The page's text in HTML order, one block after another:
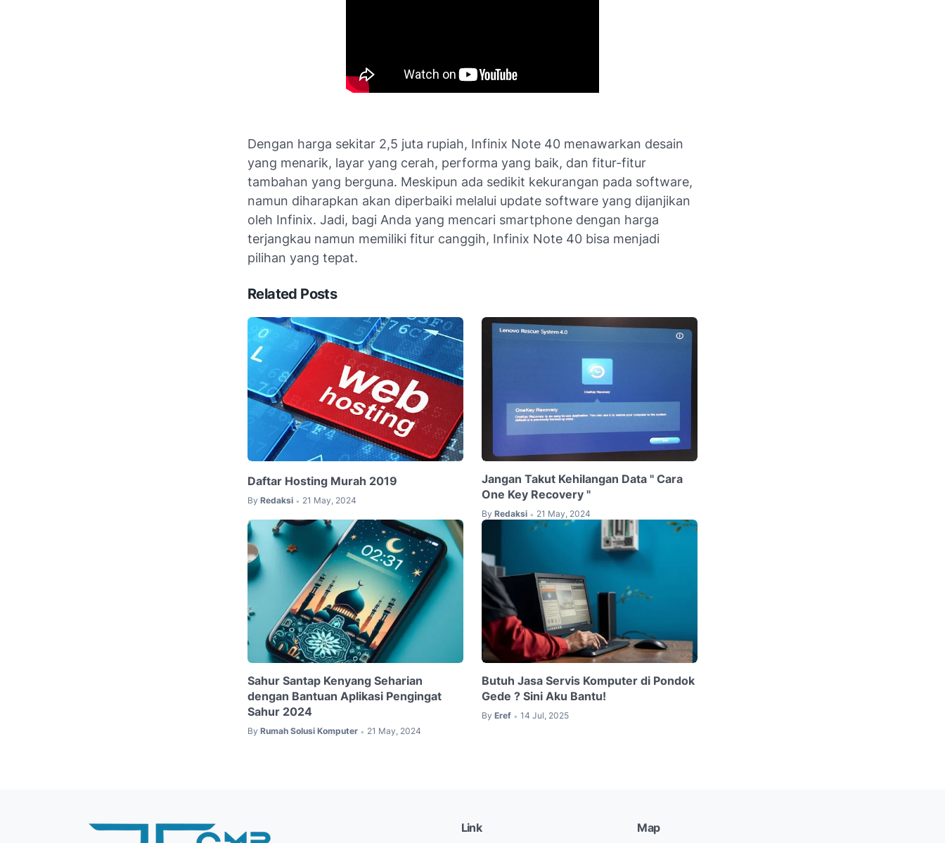
Dengan harga sekitar 2,5 juta rupiah, Infinix Note 40 menawarkan desain
yang menarik, layar yang cerah, performa yang baik, dan fitur-fitur
tambahan yang berguna. Meskipun ada sedikit kekurangan pada software,
namun diharapkan akan diperbaiki melalui update software yang dijanjikan
oleh Infinix. Jadi, bagi Anda yang mencari smartphone dengan harga
terjangkau namun memiliki fitur canggih, Infinix Note 40 bisa menjadi
pilihan yang tepat.
Related Posts
Daftar Hosting Murah 2019
By Redaksi • 21 May, 2024
Jangan Takut Kehilangan Data " Cara
One Key Recovery "
By Redaksi • 21 May, 2024
Sahur Santap Kenyang Seharian
dengan Bantuan Aplikasi Pengingat
Sahur 2024
By Rumah Solusi Komputer • 21 May, 2024
Butuh Jasa Servis Komputer di Pondok
Gede ? Sini Aku Bantu!
By Eref • 14 Jul, 2025
Link Map